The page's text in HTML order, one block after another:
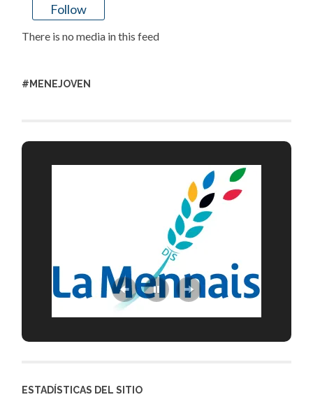
Follow
There is no media in this feed
#MENEJOVEN
ESTADÍSTICAS DEL SITIO